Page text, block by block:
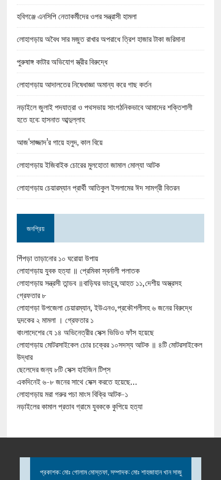
হবিগঞ্জে এনসিপি নেতাকর্মীদের ওপর সন্ত্রাসী হামলা
লোহাগড়ায় অবৈধ সার মজুত রাখার অপরাধে ত্রিশ হাজার টাকা জরিমানা
পুরুষাঙ্গ কাটার অভিযোগ স্ত্রীর বিরুদ্ধে
লোহাগড়ায় আদালতের নিষেধাজ্ঞা অমান্য করে গাছ কর্তন
নড়াইলে জুলাই পদযাত্রা ও পথসভায় সাংগঠনিকভাবে আমাদের শক্তিশালী
হতে হবে: হাসনাত আব্দুল্লাহ
আজ‘সাজ্জাদ’র গায়ে হলুদ, কাল বিয়ে
লোহাগড়ায় ইজিবাইক চোরের মুলহোতা জামাল মোল্যা আটক
লোহাগড়ায় চেয়ারম্যান প্রার্থী আতিকুল ইসলামের ঈদ সামগ্রী বিতরন
জনপ্রিয়
পিঁপড়া তাড়ানোর ১০ ঘরোয়া উপায়
লোহাগড়ায় যুবক হত্যা ॥ প্রেমিকা স্বর্নালী পলাতক
লোহাগড়ায় সন্ত্রসী তান্ডব ॥বাড়িঘর ভাংচুর,আহত ১১,দেশীয় অস্ত্রসহ
গ্রেফতার ৮
লোহাগড়া উপজেলা চেয়ারম্যান, ইউএনও,প্রকৌশলীসহ ৬ জনের বিরুদ্ধে
দুদকের ২ মামলা । গ্রেফতার ১
বাংলাদেশের যে ১৪ অভিনেত্রীর সেক্স ভিডিও ফাঁস হয়েছে
লোহাগড়ায় মোটরসাইকেল চোর চক্রের ১০সদস্য আটক ॥ ৪টি মোটরসাইকেল
উদ্ধার
ছেলেদের জন্য ৮টি সেক্স হাইজিন টিপ্‌স
একদিনেই ৬-৮ জনের সাথে সেক্স করতে হয়েছে…
লোহাগড়ায় মরা গরুর পচা মাংস বিক্রি আটক-১
নড়াইলের কামাল প্রতাব গ্রামে যুবককে কুপিয়ে হত্যা
প্রকাশক: মোঃ গোলাম মোস্তফা, সম্পাদক: মোঃ শাহজাহান খান সাজু